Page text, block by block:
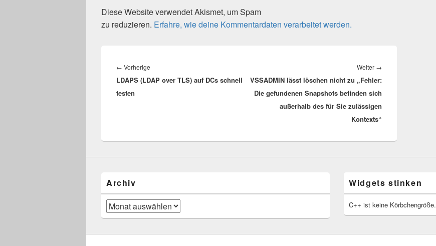
Diese Website verwendet Akismet, um Spam
zu reduzieren. Erfahre, wie deine Kommentardaten verarbeitet werden.
← Vorherige
Beitrag:
LDAPS (LDAP over TLS) auf DCs schnell
testen
Weiter →
Beitrag:
VSSADMIN lässt löschen nicht zu „Fehler:
Die gefundenen Snapshots befinden sich
außerhalb des für Sie zulässigen
Kontexts“
Archiv
Archiv
Widgets stinken
C++ ist keine Körbchengröße.